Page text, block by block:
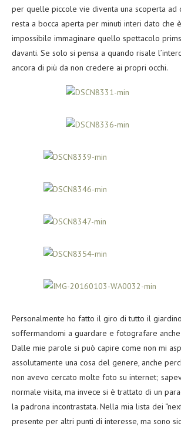
per quelle piccole vie diventa una scoperta ad
resta a bocca aperta per minuti interi dato che
impossibile immaginare quello spettacolo
davanti. Se solo si pensa a quando risale
ancora di più da non credere ai propri occhi.
Personalmente ho fatto il giro di tutto il
soffermandomi a guardare e fotografare
Dalle mie parole si può capire come non mi
assolutamente una cosa del genere, anche
non avevo cercato molte foto su internet;
normale visita, ma invece si è trattato di un
la padrona incontrastata. Nella mia lista dei
presente per altri punti di interesse, ma sono